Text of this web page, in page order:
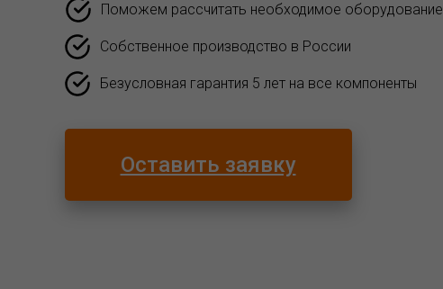
Оставить заявку
Поможем рассчитать необходимое оборудование
Собственное производство в России
Безусловная гарантия 5 лет на все компоненты